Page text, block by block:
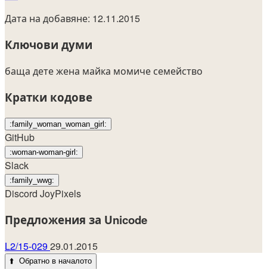
Дата на добавяне: 12.11.2015
Ключови думи
баща детежена майка момиче семейство
Кратки кодове
:family_woman_woman_girl:
GitHub
:woman-woman-girl:
Slack
:family_wwg:
Discord JoyPixels
Предложения за Unicode
L2/15-02929.01.2015
⬆️ Обратно в началото